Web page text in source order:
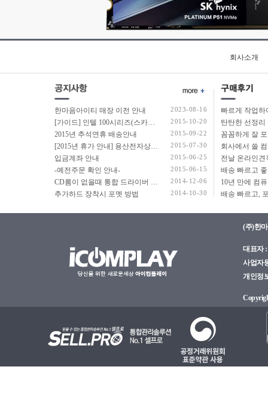
회사소개
한마음아이티 매장 이전 안내 2023-08-16
[가이드] 인텔 100시리즈(스카이레이크보드) 에서 윈도우7 USB 설치 방법 소개 2015-10-20
2015년 추석연휴 배송안내 2015-09-22
[2015년 휴가 안내] 용산전자상가 여름 휴가 안내 2015-07-30
입금계좌 안내 2015-06-25
-예전주문 확인 안내- 2015-06-15
CD롬이 없을때 통합 드라이버 설치법 2014-12-06
추가하드 장착시 포멧 방법 2014-10-30
탄탄한 선정리
(주)한
대표자
사업자
개인정